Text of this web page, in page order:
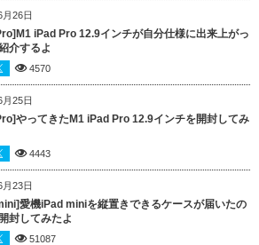
26日
iPad Pro 12.9インチが自分仕様に出来上がっ
介するよ
4570
25日
やってきたM1 iPad Pro 12.9インチを開封してみ
4443
23日
愛機iPad miniを縦置きできるケースが届いたの
封してみたよ
51087